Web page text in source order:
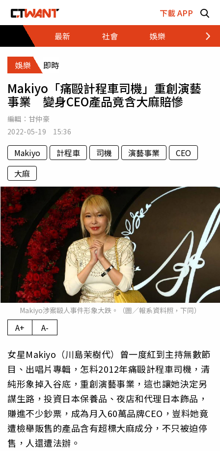
下載 APP
最新
社會 娛樂 財經
娛樂 即時
Makiyo「痛毆計程車司機」重創演藝
事業 變身CEO產品竟含大麻賠慘
編輯： 甘仲豪
2022-05-19 15:36
Makiyo 計程車 司機 演藝事業
CEO
大麻
Makiyo涉案毆人事件形象大跌。（圖／報系資料照，下同）
A+ A-
女星Makiyo（川島茉樹代）曾一度紅到主持無數節
目、出唱片專輯，怎料2012年痛毆計程車司機，清
純形象掉入谷底，重創演藝事業，這也讓她決定另
謀生路，投資日本保養品、夜店和代理日本飾品，
賺進不少鈔票，成為月入60萬品牌CEO，豈料她竟
遭檢舉販售的產品含有超標大麻成分，不只被迫停
售，人還遭法辦。